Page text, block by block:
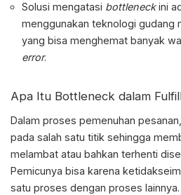
Solusi mengatasi bottleneckini
menggunakan teknologi gudang
yang bisa menghemat banyak
error.
Apa Itu Bottleneck dalam
Dalam proses pemenuhan
pada salah satu titik sehingga
melambat atau bahkan terhenti
Pemicunya bisa karena
satu proses dengan proses lainnya.